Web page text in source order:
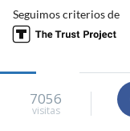
Seguimos criterios de
7056
visitas